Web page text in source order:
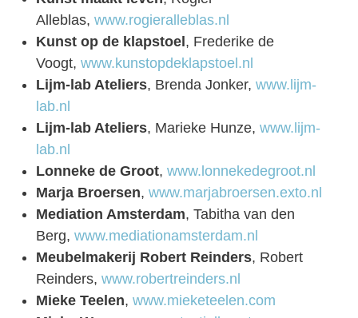
Alleblas, www.rogieralleblas.nl
Kunst op de klapstoel, Frederike de
Voogt, www.kunstopdeklapstoel.nl
Lijm-lab Ateliers, Brenda Jonker, www.lijm-
lab.nl
Lijm-lab Ateliers, Marieke Hunze, www.lijm-
lab.nl
Lonneke de Groot, www.lonnekedegroot.nl
Marja Broersen, www.marjabroersen.exto.nl
Mediation Amsterdam, Tabitha van den
Berg, www.mediationamsterdam.nl
Meubelmakerij Robert Reinders, Robert
Reinders, www.robertreinders.nl
Mieke Teelen, www.mieketeelen.com